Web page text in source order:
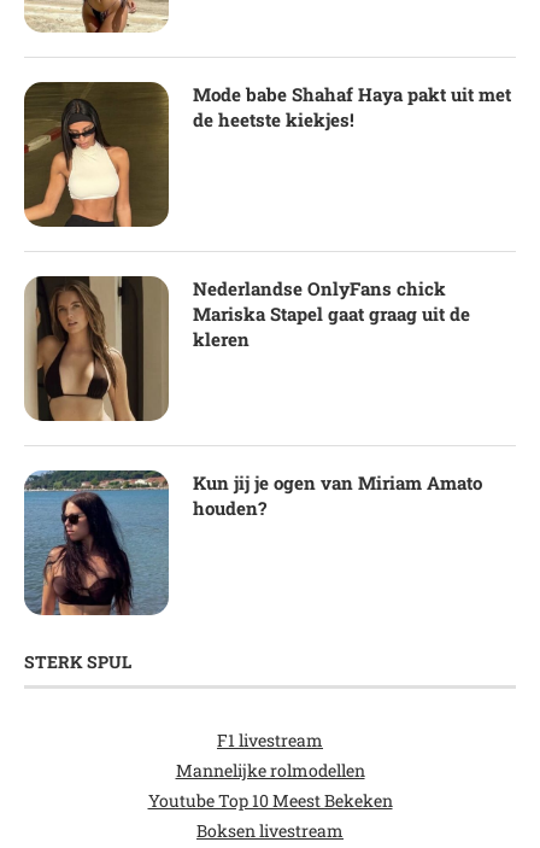
Mode babe Shahaf Haya pakt uit met
de heetste kiekjes!
Nederlandse OnlyFans chick
Mariska Stapel gaat graag uit de
kleren
Kun jij je ogen van Miriam Amato
houden?
STERK SPUL
F1 livestream
Mannelijke rolmodellen
Youtube Top 10 Meest Bekeken
Boksen livestream